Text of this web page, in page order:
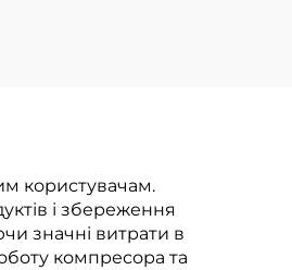
користувачам.
і збереження
значні витрати в
компресора та